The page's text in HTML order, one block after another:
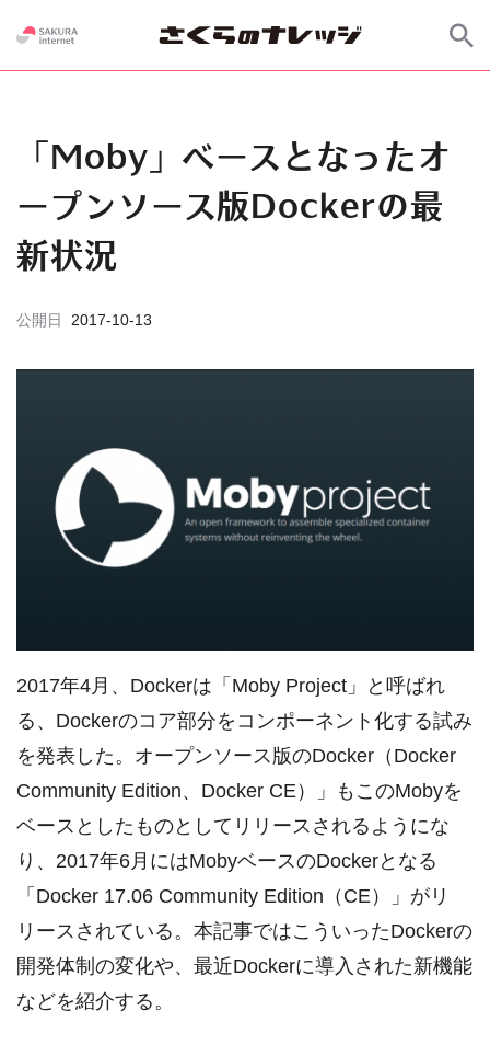
「Moby」ベースとなったオ
ープンソース版Dockerの最
新状況
公開日 2017-10-13
2017年4月、Dockerは「Moby Project」と呼ばれ
る、Dockerのコア部分をコンポーネント化する試み
を発表した。オープンソース版のDocker（Docker
Community Edition、Docker CE）」もこのMobyを
ベースとしたものとしてリリースされるようにな
り、2017年6月にはMobyベースのDockerとなる
「Docker 17.06 Community Edition（CE）」がリ
リースされている。本記事ではこういったDockerの
開発体制の変化や、最近Dockerに導入された新機能
などを紹介する。